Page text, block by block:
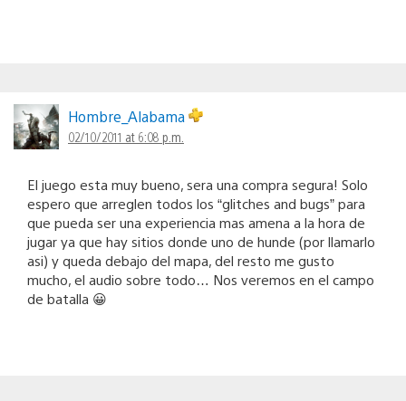
Hombre_Alabama
02/10/2011 at 6:08 p.m.
El juego esta muy bueno, sera una compra segura! Solo
espero que arreglen todos los “glitches and bugs” para
que pueda ser una experiencia mas amena a la hora de
jugar ya que hay sitios donde uno de hunde (por llamarlo
asi) y queda debajo del mapa, del resto me gusto
mucho, el audio sobre todo… Nos veremos en el campo
de batalla 😀